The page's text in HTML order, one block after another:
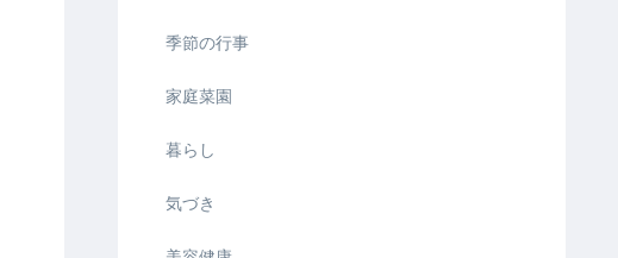
季節の行事
家庭菜園
暮らし
気づき